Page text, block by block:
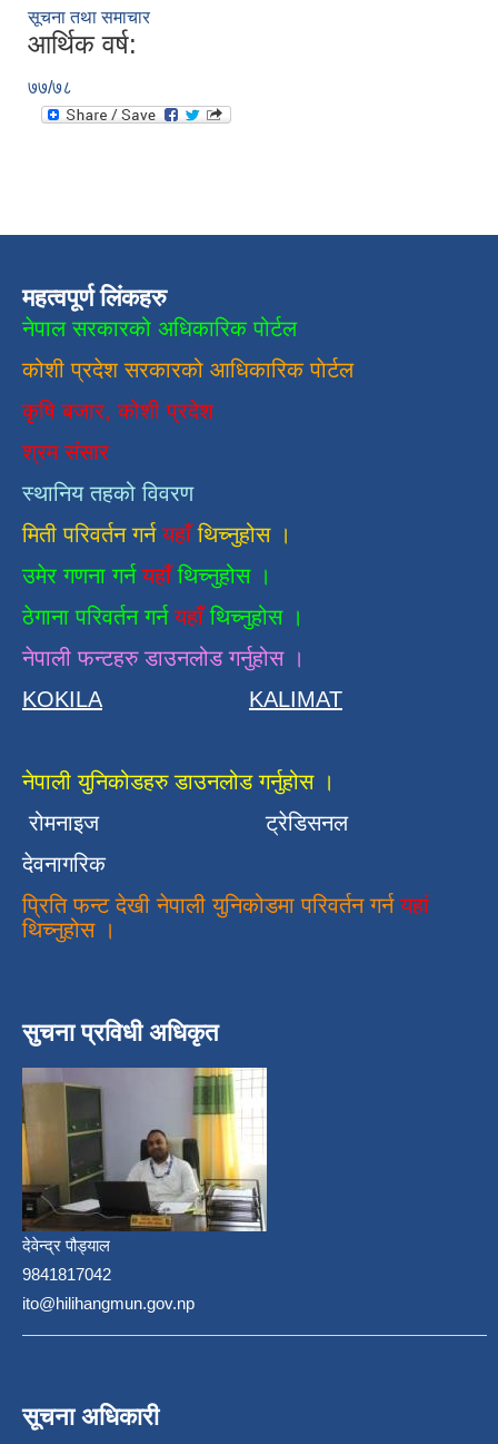
सूचना तथा समाचार
आर्थिक वर्ष:
७७/७८
महत्वपूर्ण लिंकहरु
नेपाल सरकारको अधिकारिक पोर्टल
कोशी प्रदेश सरकारको आधिकारिकपाेर्टल
कृषि बजार, कोशी प्रदेश
श्रम संसार
स्थानिय तहको विवरण
मिती परिवर्तन गर्न यहाँ थिच्नुहोस ।
उमेर गणना गर्नयहाँथिच्नुहोस ।
ठेगाना परिवर्तन गर्नयहाँ थिच्नुहोस ।
नेपाली फन्टहरु डाउनलोड गर्नुहोस ।
KOKILA
KALIMAT
नेपाली युनिकोडहरु डाउनलोड गर्नुहोस ।
रोमनाइज
ट्रेडिसनल
देवनागरिक
प्रिति फन्ट देखी नेपाली युनिकोडमा परिवर्तन गर्न यहां
थिच्नुहोस ।
सुचना प्रविधी अधिकृत
देवेन्द्र पौड्याल
9841817042
ito@hilihangmun.gov.np
सूचना अधिकारी